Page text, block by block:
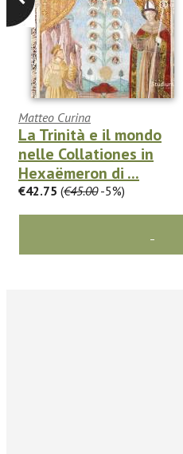
Matteo Curina
La Trinità e il mondo
nelle Collationes in
Hexaëmeron di ...
€42.75 (€45.00-5%)